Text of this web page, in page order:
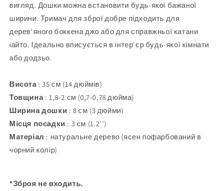
вигляд. Дошки можна встановити будь-якої бажаної
ширини. Тримач для зброї добре підходить для
дерев'яного боккена джо або для справжньої катани
іайто. Ідеально вписується в інтер'єр будь-якої кімнати
або додзьо.
Висота: 35 см (14 дюймів)
Товщина: 1,8-2 см (0,7-0,78 дюйма)
Ширина дошки : 8 см (3 дюйми)
Місця посадки : 3 см (1.2'')
Матеріал : натуральне дерево (ясен пофарбований в
чорний колір)
*Зброя не входить.